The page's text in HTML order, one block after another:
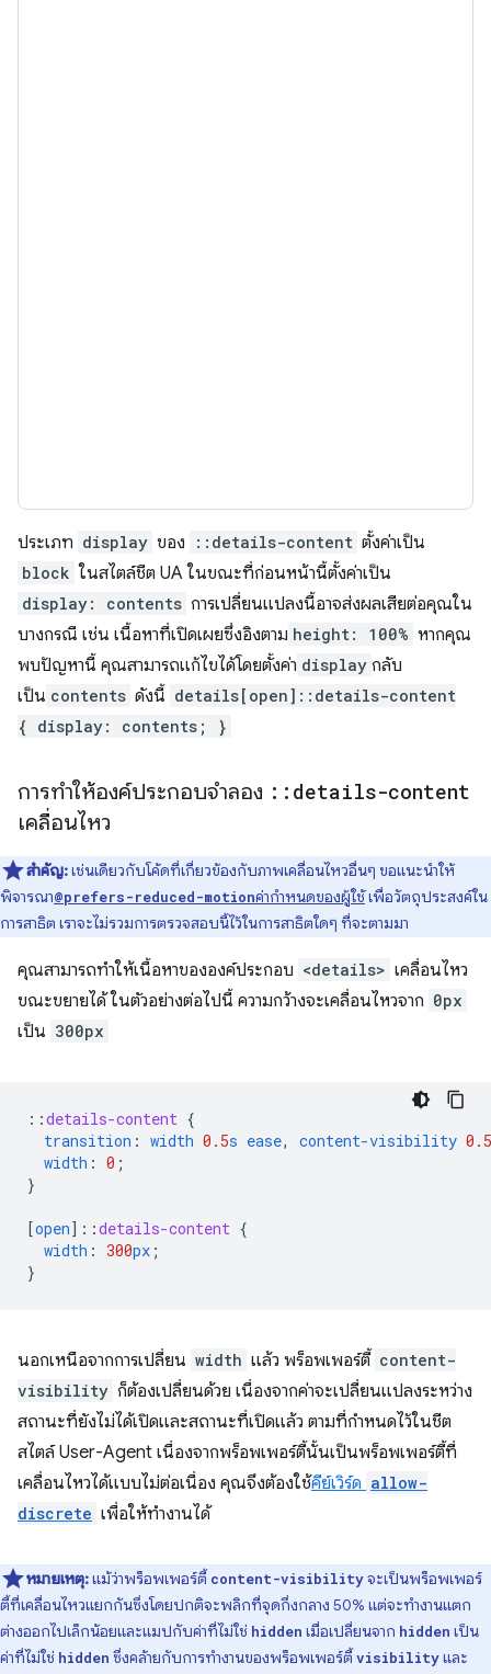
ประเภท display ของ ::details-content ตั้งค่าเป็น
block ในสไตล์ชีต UA ในขณะที่ก่อนหน้านี้ตั้งค่าเป็น
display: contents การเปลี่ยนแปลงนี้อาจส่งผลเสียต่อคุณใน
บางกรณี เช่น เนื้อหาที่เปิดเผยซึ่งอิงตาม height: 100% หากคุณ
พบปัญหานี้ คุณสามารถแก้ไขได้โดยตั้งค่า display กลับ
เป็น contents ดังนี้ details[open]::details-content
{ display: contents; }
การทำให้องค์ประกอบจำลอง :: details-content
เคลื่อนไหว
สำคัญ:เช่นเดียวกับโค้ดที่เกี่ยวข้องกับภาพเคลื่อนไหวอื่นๆ ขอแนะนำให้
พิจารณา@prefers-reduced-motionค่ากำหนดของผู้ใช้เพื่อวัตถุประสงค์ใน
การสาธิต เราจะไม่รวมการตรวจสอบนี้ไว้ในการสาธิตใดๆ ที่จะตามมา
คุณสามารถทำให้เนื้อหาขององค์ประกอบ <details> เคลื่อนไหว
ขณะขยายได้ ในตัวอย่างต่อไปนี้ ความกว้างจะเคลื่อนไหวจาก 0px
เป็น 300px
::details-content {
transition : width 0.5s ease, content-visibility 0.5
width : 0 ;
}
[open] ::details-content {
width : 300px ;
}
นอกเหนือจากการเปลี่ยน width แล้ว พร็อพเพอร์ตี้ content-
visibility ก็ต้องเปลี่ยนด้วย เนื่องจากค่าจะเปลี่ยนแปลงระหว่าง
สถานะที่ยังไม่ได้เปิดและสถานะที่เปิดแล้ว ตามที่กำหนดไว้ในชีต
สไตล์ User-Agent เนื่องจากพร็อพเพอร์ตี้นั้นเป็นพร็อพเพอร์ตี้ที่
เคลื่อนไหวได้แบบไม่ต่อเนื่อง คุณจึงต้องใช้คีย์เวิร์ด allow-
discrete เพื่อให้ทำงานได้
หมายเหตุ:แม้ว่าพร็อพเพอร์ตี้ content-visibilityจะเป็นพร็อพเพอร์
ตี้ที่เคลื่อนไหวแยกกันซึ่งโดยปกติจะพลิกที่จุดกึ่งกลาง 50% แต่จะทำงานแตก
ต่างออกไปเล็กน้อยและแมปกับค่าที่ไม่ใช่ hidden เมื่อเปลี่ยนจาก hidden เป็น
ค่าที่ไม่ใช่ hidden ซึ่งคล้ายกับการทำงานของพร็อพเพอร์ตี้ visibilityและ